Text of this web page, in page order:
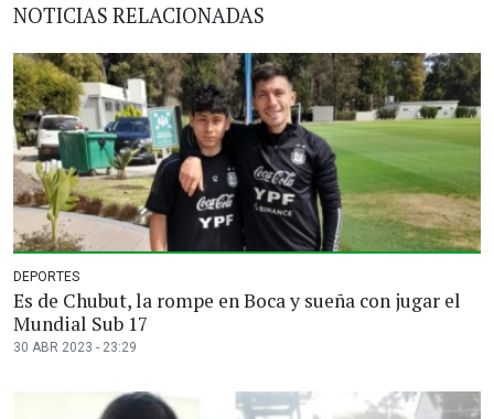
NOTICIAS RELACIONADAS
DEPORTES
Es de Chubut, la rompe en Boca y sueña con jugar el
Mundial Sub 17
30 ABR 2023 - 23:29